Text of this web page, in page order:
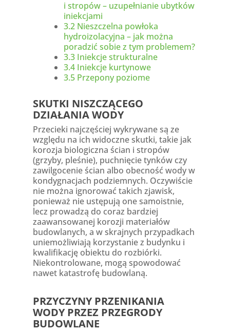
i stropów – uzupełnianie ubytków
iniekcjami
3.2 Nieszczelna powłoka
hydroizolacyjna – jak można
poradzić sobie z tym problemem?
3.3 Iniekcje strukturalne
3.4 Iniekcje kurtynowe
3.5 Przepony poziome
SKUTKI NISZCZĄCEGO
DZIAŁANIA WODY
Przecieki najczęściej wykrywane są ze
względu na ich widoczne skutki, takie jak
korozja biologiczna ścian i stropów
(grzyby, pleśnie), puchnięcie tynków czy
zawilgocenie ścian albo obecność wody w
kondygnacjach podziemnych. Oczywiście
nie można ignorować takich zjawisk,
ponieważ nie ustępują one samoistnie,
lecz prowadzą do coraz bardziej
zaawansowanej korozji materiałów
budowlanych, a w skrajnych przypadkach
uniemożliwiają korzystanie z budynku i
kwalifikację obiektu do rozbiórki.
Niekontrolowane, mogą spowodować
nawet katastrofę budowlaną.
PRZYCZYNY PRZENIKANIA
WODY PRZEZ PRZEGRODY
BUDOWLANE